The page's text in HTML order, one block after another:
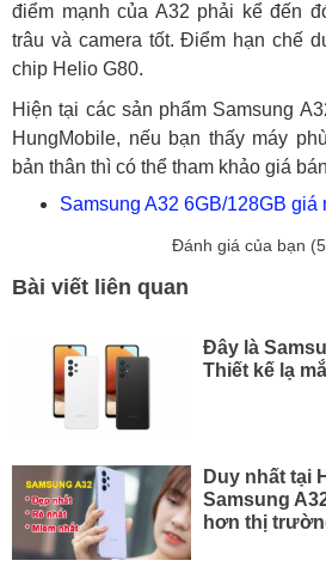
điểm mạnh của A32 phải kể đến
trâu và camera tốt. Điểm hạn chế
chip Helio G80.
Hiện tại các sản phẩm Samsung
HungMobile, nếu bạn thấy máy
bản thân thì có thể tham khảo giá
Samsung A32 6GB/128GB giá
Đánh giá của bạn (5
Bài viết liên quan
Đây là
Thiết kế lạ
Duy nhất tại
Samsung
hơn thị